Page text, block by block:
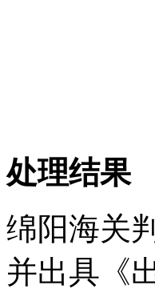
处理结果
绵阳海关
并出具《